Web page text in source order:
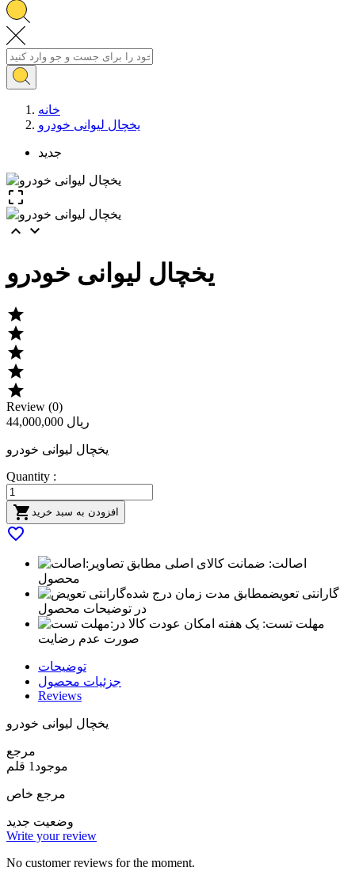
خانه
یخچال لیوانی خودرو
جدید

 
یخچال لیوانی خودرو





Review (0)
44,000,000 ریال
یخچال لیوانی خودرو
Quantity :
 افزودن به سبد خرید

اصالت: ضمانت کالای اصلی مطابق تصاویر
محصول
گارانتی تعویضمطابق مدت زمان درج شده
در توضیحات محصول
مهلت تست: یک هفته امکان عودت کالا در
صورت عدم رضایت
توضیحات
جزئیات محصول
Reviews
یخچال لیوانی خودرو
مرجع
موجود 1 قلم
مرجع خاص
وضعیت جدید
Write your review
No customer reviews for the moment.